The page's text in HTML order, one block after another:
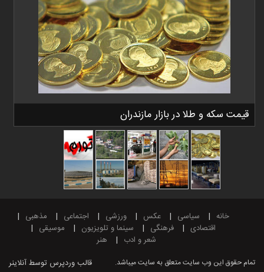
قیمت سکه و طلا در بازار مازندران
خانه سیاسی عکس ورزشی اجتماعی
مذهبی
اقتصادی
فرهنگی سینما و تلویزیون
موسیقی
شعر و ادب
هنر
قالب وردپرس توسط آنلاینر تمام حقوق این وب سایت متعلق به سایت میباشد.